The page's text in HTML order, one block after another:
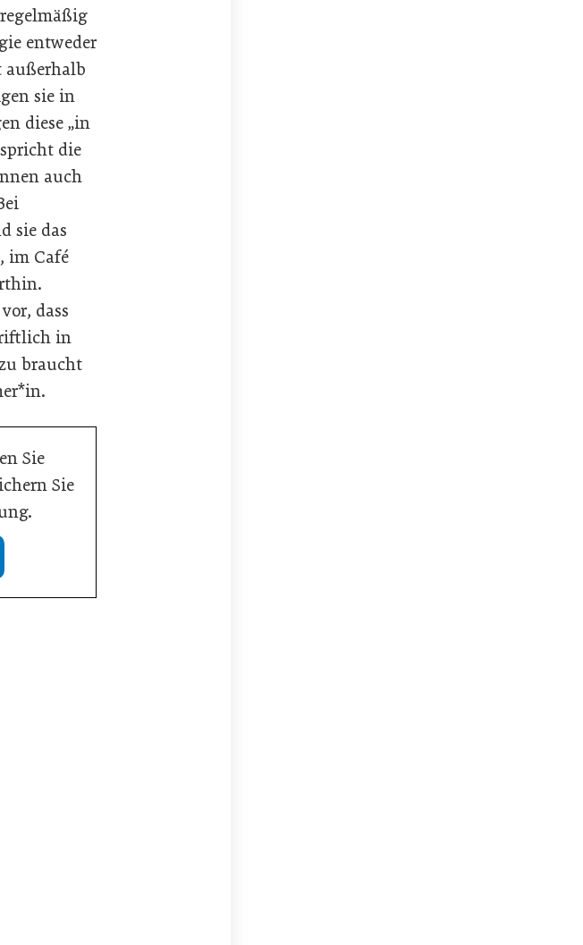
entweder
außerhalb
sie in
diese „in
die
auch
sie das
im Café
dass
in
braucht
Sie
Sie